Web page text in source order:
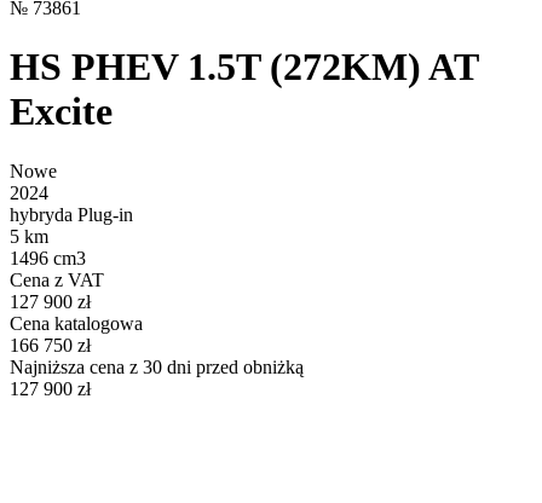
№ 73861
HS PHEV 1.5T (272KM) AT
Excite
Nowe
2024
hybryda Plug-in
5 km
1496 cm3
Cena z VAT
127 900 zł
Cena katalogowa
166 750 zł
Najniższa cena z 30 dni przed obniżką
127 900 zł